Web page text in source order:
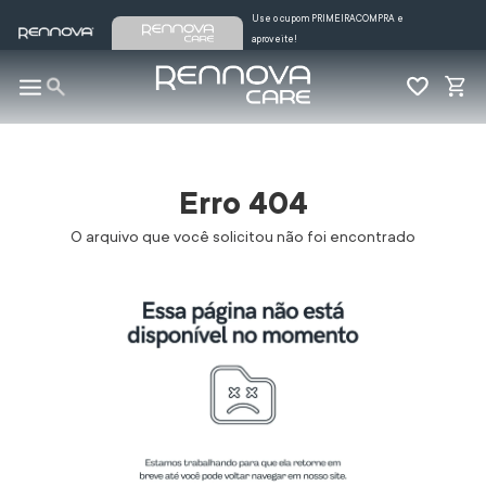
Use o cupom PRIMEIRACOMPRA e
aproveite!
Erro 404
O arquivo que você solicitou não foi encontrado